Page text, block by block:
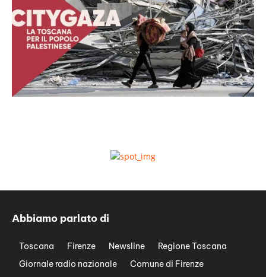
Abbiamo parlato di
Toscana Firenze Newsline
Regione Toscana
Giornale radio nazionale
Comune di Firenze